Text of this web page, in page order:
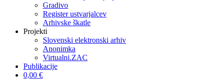
Gradivo
Register ustvarjalcev
Arhivske škatle
Projekti
Slovenski elektronski arhiv
Anonimka
Virtualni.ZAC
Publikacije
0,00 €